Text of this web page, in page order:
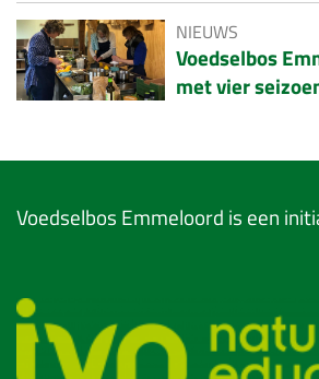
NIEUWS
Voedselbos
met vier
Voedselbos Emmeloord is een